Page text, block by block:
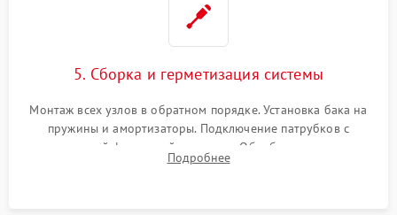
5. Сборка и герметизация системы
Монтаж всех узлов в обратном порядке. Установка бака на
пружины и амортизаторы. Подключение патрубков с
надежной фиксацией хомутами. Обработка стыков
герметиком для предотвращения возможных протечек воды.
Подробнее